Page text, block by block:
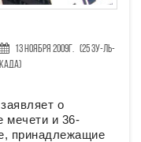
13 Ноября 2009г. (25 Зу-ль-
када)
о
мечети и 36-
принадлежащие